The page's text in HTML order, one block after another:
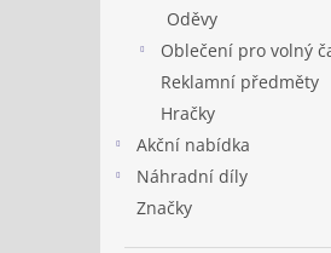
Oděvy
Oblečení pro volný
Reklamní předměty
Hračky
Akční nabídka
Náhradní díly
Značky